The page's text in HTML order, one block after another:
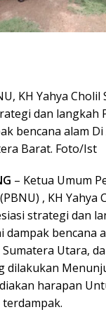
KH Yahya Cholil
dan langkah
bencana alam Di
Barat. Foto/Ist
– Ketua Umum
, KH Yahya
strategi dan
dampak bencana
Utara,
dilakukan
harapan